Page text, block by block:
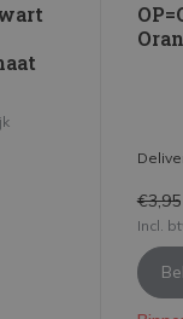
€3,95
Incl.